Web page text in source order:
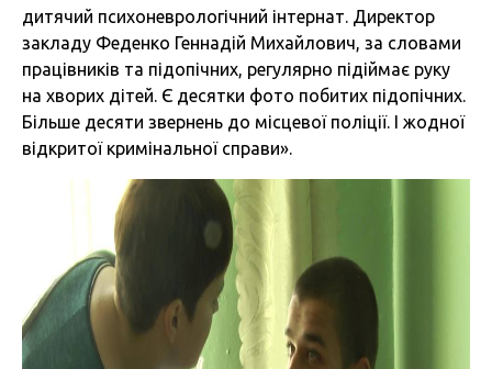
дитячий психоневрологічний інтернат. Директор
закладу Феденко Геннадій Михайлович, за словами
працівників та підопічних, регулярно підіймає руку
на хворих дітей. Є десятки фото побитих підопічних.
Більше десяти звернень до місцевої поліції. І жодної
відкритої кримінальної справи».